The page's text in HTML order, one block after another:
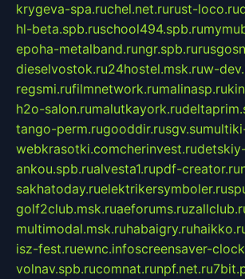
krygeva-spa.ruchel.net.rurust-loco.ru
hl-beta.spb.ruschool494.spb.ru
epoha-metalband.rungr.spb.ru
dieselvostok.ru24hostel.msk.ruw-
regsmi.rufilmnetwork.rumalinasp.ru
h2o-salon.rumalutkayork.ru
tango-perm.rugooddir.rusgv.su
webkrasotki.comcherinvest.ru
ankou.spb.rualvesta1.rupdf-creator.ru
sakhatoday.ruelektrikersymboler.ru
golf2club.msk.ruaeforums.ru
multimodal.msk.ruhabaigry.ru
isz-fest.ruewnc.infoscreensaver-
volnav.spb.rucomnat.runpf.net.ru